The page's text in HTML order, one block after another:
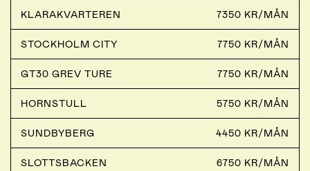
KLARAKVARTEREN 7350 KR/MÅN
STOCKHOLM CITY 7750 KR/MÅN
GT30 GREV TURE 7750 KR/MÅN
HORNSTULL 5750 KR/MÅN
SUNDBYBERG 4450 KR/MÅN
SLOTTSBACKEN 6750 KR/MÅN